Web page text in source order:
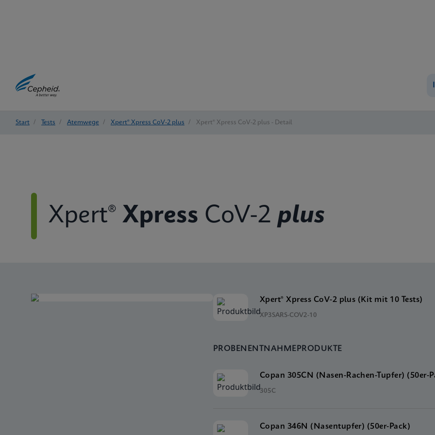
Start / Tests / Atemwege / Xpert® Xpress CoV-2 plus / Xpert® Xpress CoV-2 plus - Detail
Xpert® Xpress CoV-2 plus
Xpert® Xpress CoV-2 plus (Kit mit 10 Tests)
XP3SARS-COV2-10
PROBENENTNAHMEPRODUKTE
Copan 305CN (Nasen-Rachen-Tupfer) (50er-
305C
Copan 346N (Nasentupfer) (50er-Pack)